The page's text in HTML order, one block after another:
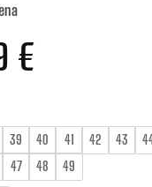
€
39 40 41 42 43
47 48 49